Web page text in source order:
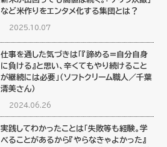
など米作りをエンタメ化する集団とは？
2025.10.07
仕事を通した気づきは「『諦める=自分自身
に負ける』と思い、辛くてもやり続けること
が継続には必要」（ソフトクリーム職人／千葉
清美さん）
2024.06.26
実践してわかったことは「失敗等も経験。学
べることがあるから『やらなきゃよかった』